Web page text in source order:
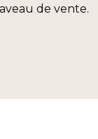
de vente.